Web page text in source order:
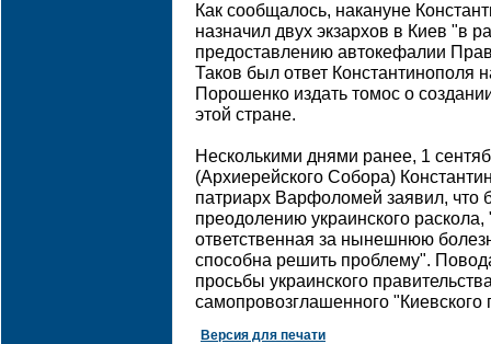
Как сообщалось, накануне
назначил двух экзархов в Киев "в
предоставлению автокефалии
Таков был ответ Константинополя
Порошенко издать томос о
этой стране.
Несколькими днями ранее, 1
(Архиерейского Собора)
патриарх Варфоломей заявил, что
преодолению украинского раскола,
ответственная за нынешнюю
способна решить проблему".
просьбы украинского
самопровозглашенного "Киевского
Версия для печати